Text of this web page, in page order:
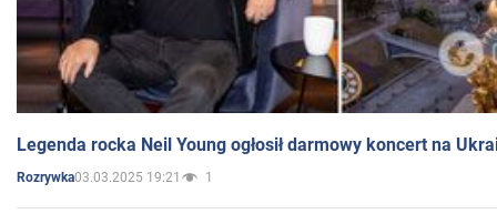
Legenda rocka Neil Young ogłosił darmowy koncert na
Rozrywka03.03.2025 19:21 1